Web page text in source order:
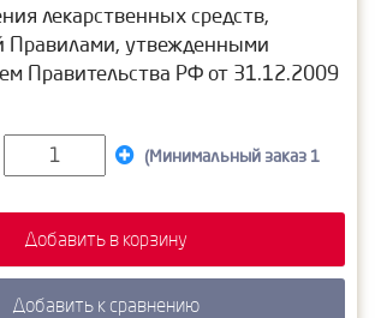
лекарственных средств,
Правилами, утвежденными
Правительства РФ от 31.12.2009
(Минимальный заказ 1
Добавить в корзину
Добавить к сравнению